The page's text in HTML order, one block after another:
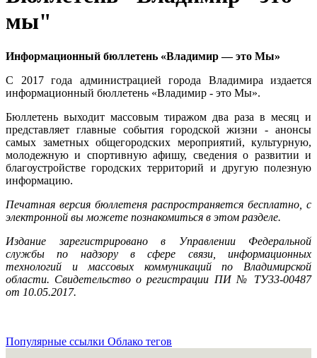
мы"
Информационный бюллетень «Владимир — это Мы»
С 2017 года администрацией города Владимира издается
информационный бюллетень «Владимир - это Мы».
Бюллетень выходит массовым тиражом два раза в месяц и
представляет главные события городской жизни - анонсы
самых заметных общегородских мероприятий, культурную,
молодежную и спортивную афишу, сведения о развитии и
благоустройстве городских территорий и другую полезную
информацию.
Печатная версия бюллетеня распространяется бесплатно, с
электронной вы можете познакомиться в этом разделе.
Издание зарегистрировано в Управлении Федеральной
службы по надзору в сфере связи, информационных
технологий и массовых коммуникаций по Владимирской
области. Свидетельство о регистрации ПИ № ТУ33-00487
от 10.05.2017.
Популярные ссылки Облако тегов